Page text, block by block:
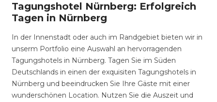
Tagungshotel Nürnberg: Erfolgreich
Tagen in Nürnberg
In der Innenstadt oder auch im Randgebiet bieten wir in
unserm Portfolio eine Auswahl an hervorragenden
Tagungshotels in Nürnberg. Tagen Sie im Süden
Deutschlands in einen der exquisiten Tagungshotels in
Nürnberg und beeindrucken Sie Ihre Gäste mit einer
wunderschönen Location. Nutzen Sie die Auszeit und